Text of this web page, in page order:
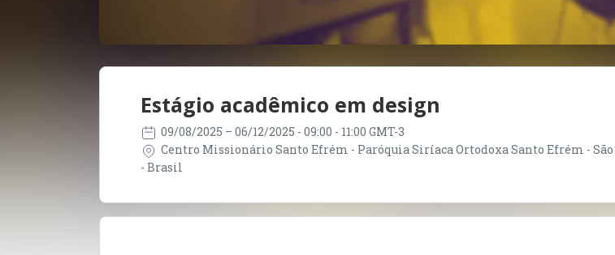
Estágio acadêmico em design
09/08/2025 – 06/12/2025 - 09:00 - 11:00 GMT-3
Centro Missionário Santo Efrém - Paróquia Siríaca Ortodoxa Santo Efrém -
- Brasil